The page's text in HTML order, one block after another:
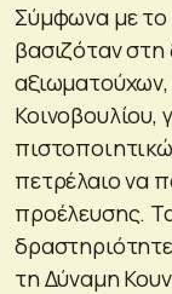
Σύμφωνα με το
βασιζόταν
πετρέλαιο να
προέλευσης.
τη Δύναμη